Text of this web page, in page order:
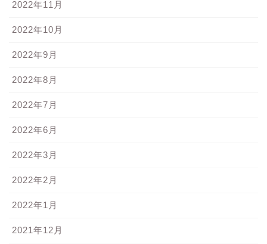
2022年11月
2022年10月
2022年9月
2022年8月
2022年7月
2022年6月
2022年3月
2022年2月
2022年1月
2021年12月